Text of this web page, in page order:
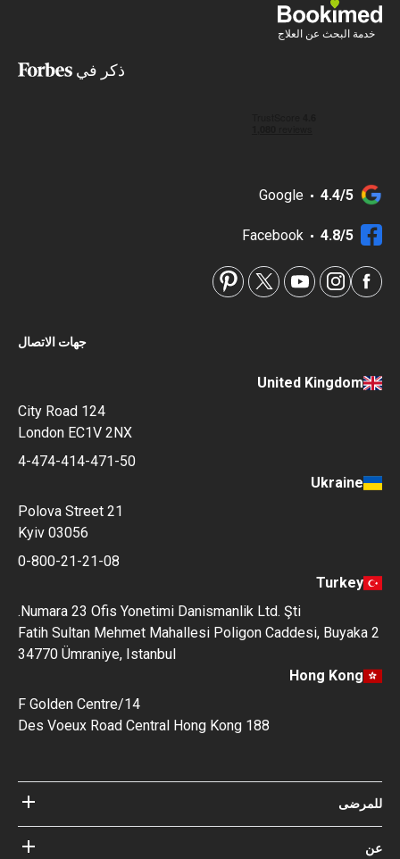
خدمة البحث عن العلاج
ذكر في
4.4/5
Google
4.8/5
Facebook
جهات الاتصال
United Kingdom
124 City Road
London EC1V 2NX
4-474-414-471-50
Ukraine
Polova Street 21
Kyiv 03056
0-800-21-21-08
Turkey
Numara 23 Ofis Yonetimi Danismanlik Ltd. Şti.
Fatih Sultan Mehmet Mahallesi Poligon Caddesi, Buyaka 2
34770 Ümraniye, Istanbul
Hong Kong
14/F Golden Centre
188 Des Voeux Road Central Hong Kong
للمرضى
مستشفيات
عن